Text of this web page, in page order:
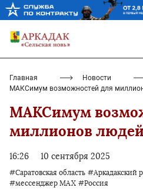
Главная
Новости
МАКСимум возможностей для
МАКСимум
миллионов людей
16:26 10 сентября 2025
#Саратовская область #Аркадакский
#мессенджер MAX #Россия